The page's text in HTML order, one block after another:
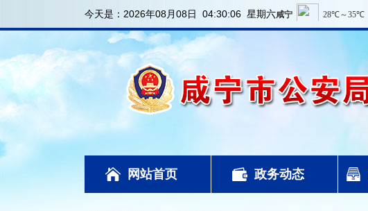
今天是： 2026年08月08日 04:30:06 星期六
网站首页 政务动态